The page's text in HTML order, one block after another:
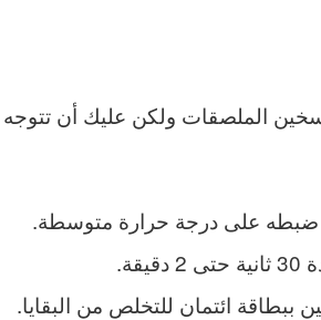
الملصقات ولكن عليك أن
ضبطه على درجة حرارة متوسطة.
ائتمان للتخلص من البقايا.